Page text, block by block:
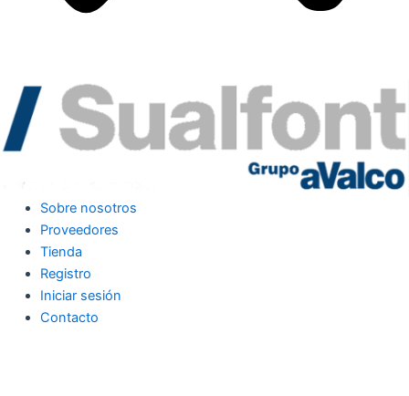
Sobre nosotros
Proveedores
Tienda
Registro
Iniciar sesión
Contacto